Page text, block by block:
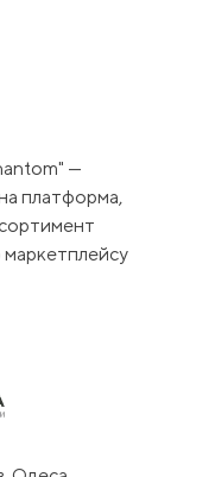
—
платформа,